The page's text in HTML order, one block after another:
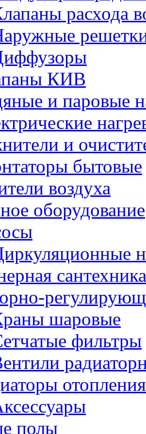
расхода
КИВ
и паровые
и
бытовые
воздуха
оборудование
сантехника
шаровые
фильтры
отопления
полы